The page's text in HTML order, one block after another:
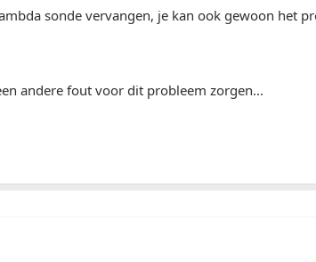
sonde vervangen, je kan ook gewoon het
andere fout voor dit probleem zorgen...